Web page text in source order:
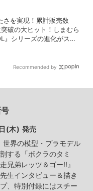
さを実現！累計販売数
破の大ヒット！しまむら
』シリーズの進化がスゴ
Recommended by
(木) 発売
世界の模型・プラモデル
する「ボクラのタミ
兄弟レッツ＆ゴー!!』
生インタビュー＆描き
、特別付録にはスチー